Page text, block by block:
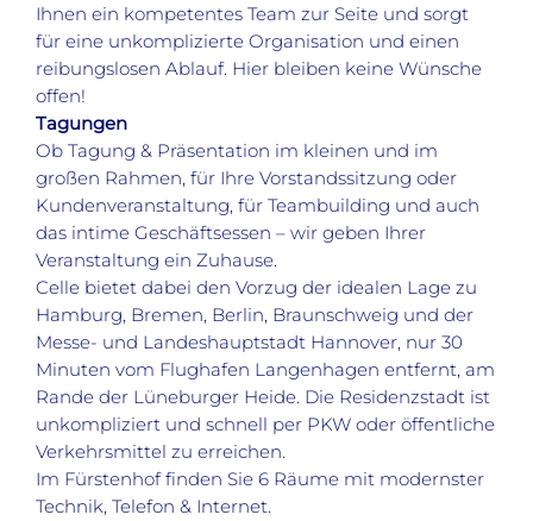
Ihnen ein kompetentes Team zur Seite und sorgt
für eine unkomplizierte Organisation und einen
reibungslosen Ablauf. Hier bleiben keine Wünsche
offen!
Tagungen
Ob Tagung & Präsentation im kleinen und im
großen Rahmen, für Ihre Vorstandssitzung oder
Kundenveranstaltung, für Teambuilding und auch
das intime Geschäftsessen – wir geben Ihrer
Veranstaltung ein Zuhause.
Celle bietet dabei den Vorzug der idealen Lage zu
Hamburg, Bremen, Berlin, Braunschweig und der
Messe- und Landeshauptstadt Hannover, nur 30
Minuten vom Flughafen Langenhagen entfernt, am
Rande der Lüneburger Heide. Die Residenzstadt ist
unkompliziert und schnell per PKW oder öffentliche
Verkehrsmittel zu erreichen.
Im Fürstenhof finden Sie 6 Räume mit modernster
Technik, Telefon & Internet.